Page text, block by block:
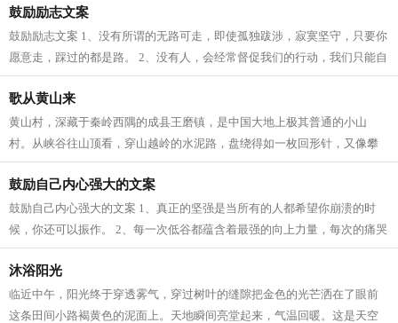
鼓励励志文案
鼓励励志文案 1、没有所谓的无路可走，即使孤独跋涉，寂寞坚守，只要你
愿意走，踩过的都是路。 2、没有人，会经常督促我们的行动，我们只能自
己去选择自己的人生。 3、一个人，...
歌从黄山来
黄山村，深藏于秦岭西隅的成县王磨镇，是中国大地上极其普通的小山
村。从峡谷往山顶看，穿山越岭的水泥路，盘绕得如一枚回形针，又像攀
岩登山的绳索，拖拽着人们上山。两辆三...
鼓励自己内心强大的文案
鼓励自己内心强大的文案 1、真正的坚强是当所有的人都希望你崩溃的时
候，你还可以振作。 2、每一次低谷都蕴含着最强的向上力量，每次的痛哭
都会洗刷埋藏最深的阴霾。每件你所经...
沐浴阳光
临近中午，阳光终于穿透雾气，穿过树叶的缝隙把金色的光芒洒在了眼前
这条田间小路褐黄色的泥面上。天地瞬间亮堂起来，气温回暖。这是天空